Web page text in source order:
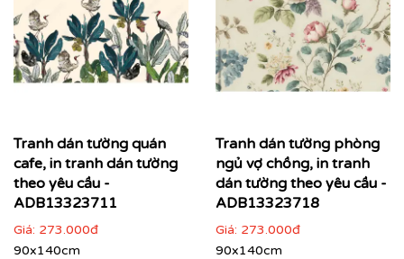
Tranh dán tường quán
cafe, in tranh dán tường
theo yêu cầu -
ADB13323711
Giá: 273.000đ
90x140cm
Tranh dán tường phòng
ngủ vợ chồng, in tranh
dán tường theo yêu cầu -
ADB13323718
Giá: 273.000đ
90x140cm